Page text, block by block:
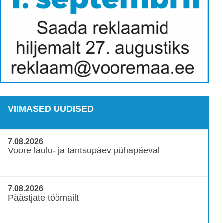
VIIMASED UUDISED
7.08.2026
Voore laulu- ja tantsupäev pühapäeval
7.08.2026
Päästjate töömailt